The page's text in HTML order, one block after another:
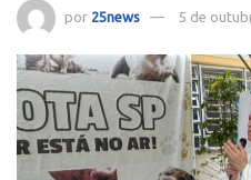
por 25news 5 de